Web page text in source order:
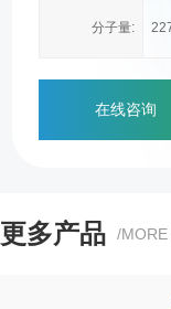
分子量:
在线咨询
更多产品 /